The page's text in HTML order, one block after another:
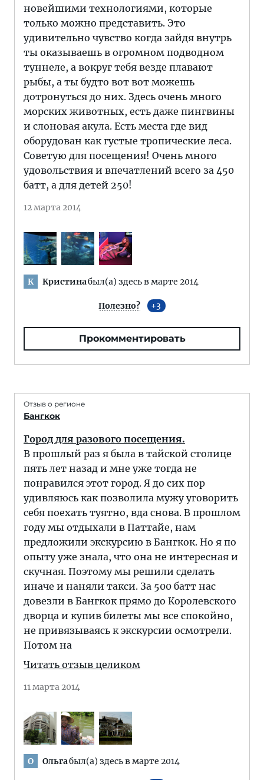
новейшими технологиями, которые
только можно представить. Это
удивительно чувство когда зайдя внутрь
ты оказываешь в огромном подводном
туннеле, а вокруг тебя везде плавают
рыбы, а ты будто вот вот можешь
дотронуться до них. Здесь очень много
морских животных, есть даже пингвины
и слоновая акула. Есть места где вид
оборудован как густые тропические леса.
Советую для посещения! Очень много
удовольствия и впечатлений всего за 450
батт, а для детей 250!
12 марта 2014
К Кристинабыл(а) здесь в марте 2014
Полезно? 3
Прокомментировать
Отзыв о регионе
Бангкок
Город для разового посещения.
В прошлый раз я была в тайской столице
пять лет назад и мне уже тогда не
понравился этот город. Я до сих пор
удивляюсь как позволила мужу уговорить
себя поехать туятно, вда снова. В прошлом
году мы отдыхали в Паттайе, нам
предложили экскурсию в Бангкок. Но я по
опыту уже знала, что она не интересная и
скучная. Поэтому мы решили сделать
иначе и наняли такси. За 500 батт нас
довезли в Бангкок прямо до Королевского
дворца и купив билеты мы все спокойно,
не привязываясь к экскурсии осмотрели.
Потом на
Читать отзыв целиком
11 марта 2014
О Ольгабыл(а) здесь в марте 2014